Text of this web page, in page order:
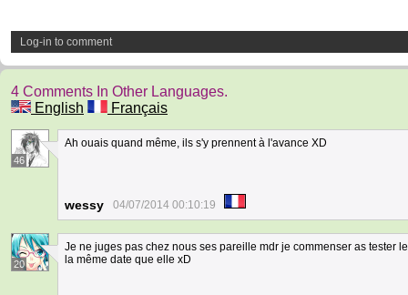
Log-in to comment
4 Comments In Other Languages.
English
Français
46
Ah ouais quand même, ils s'y prennent à l'avance XD
wessy 04/07/2014 00:10:19
20
Je ne juges pas chez nous ses pareille mdr je commenser as tester
la même date que elle xD